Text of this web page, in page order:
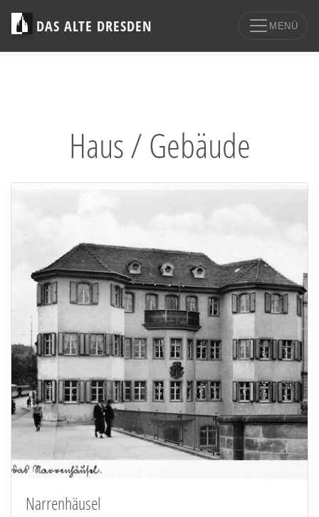
DAS ALTE DRESDEN MENÜ
Haus / Gebäude
Narrenhäusel